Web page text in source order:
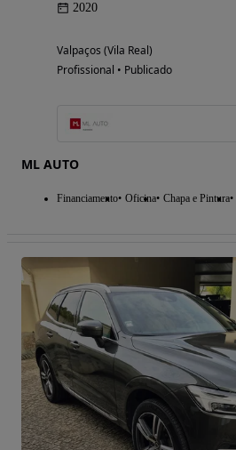
2020
Valpaços (Vila Real)
Profissional • Publicado
ML AUTO
Financiamento Oficina Chapa e Pintura